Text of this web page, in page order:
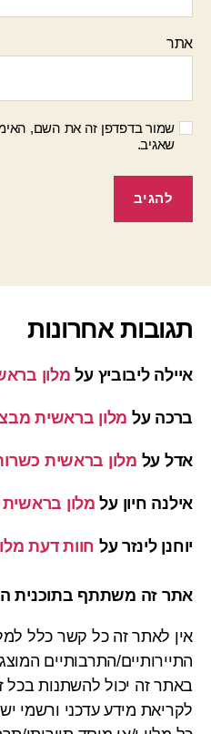
אתר
שמור בדפדפן זה את השם,
שאגיב.
תגובות אחרונות
איילה ליבוביץ על מלון
ברכה על מלון בראשית
אדל על מלון בראשית
אילנה חיון על מלון
יוחנן לינזר על חוות דעת
אתר זה משתתף בתוכנית
אין לאתר זה כל קשר כלל
התיירותיים/התרבותיים
באתר זה יכול להשתנות בכל
לקריאת מידע עדכני ורשמי